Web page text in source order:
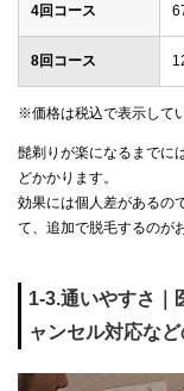
4回コース
8回コース
※価格は税込で表示して
髭剃りが楽になるまでに
どかかります。
効果には個人差があるの
て、追加で脱毛するのが
1-3.通いやすさ｜
ャンセル対応な